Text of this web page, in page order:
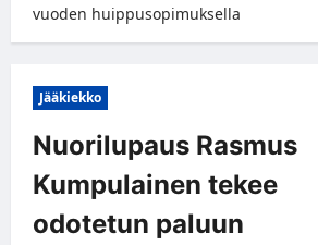
vuoden huippusopimuksella
Jääkiekko
Nuorilupaus Rasmus
Kumpulainen tekee
odotetun paluun